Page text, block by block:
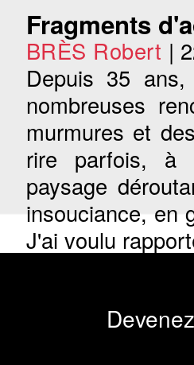
Fragments
BRÈS Robert |
Depuis 35
nombreuses
murmures et
rire parfois, à
paysage
insouciance, en
J'ai voulu
Commander l'Ebook 9.9 €